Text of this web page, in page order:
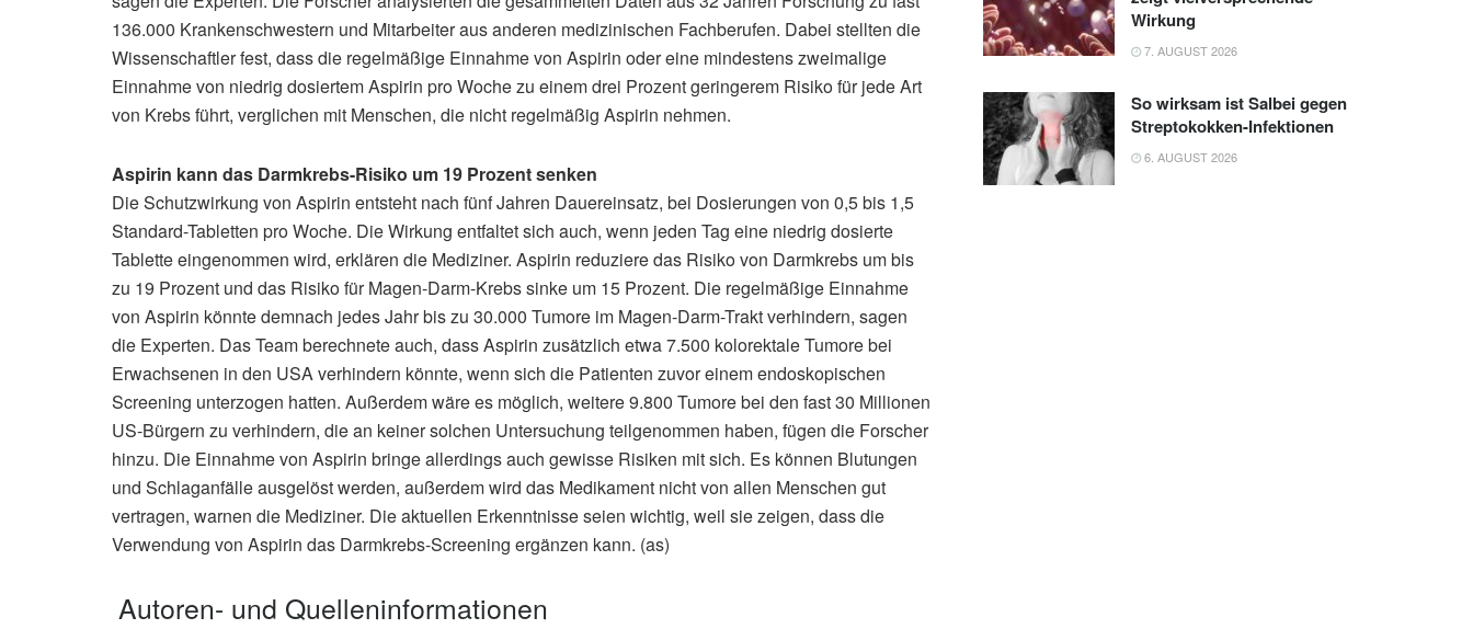
136.000 Krankenschwestern und Mitarbeiter aus anderen medizinischen Fachberufen. Dabei stellten die
Wissenschaftler fest, dass die regelmäßige Einnahme von Aspirin oder eine mindestens zweimalige
Einnahme von niedrig dosiertem Aspirin pro Woche zu einem drei Prozent geringerem Risiko für jede Art
von Krebs führt, verglichen mit Menschen, die nicht regelmäßig Aspirin nehmen.
Aspirin kann das Darmkrebs-Risiko um 19 Prozent senken
Die Schutzwirkung von Aspirin entsteht nach fünf Jahren Dauereinsatz, bei Dosierungen von 0,5 bis 1,5
Standard-Tabletten pro Woche. Die Wirkung entfaltet sich auch, wenn jeden Tag eine niedrig dosierte
Tablette eingenommen wird, erklären die Mediziner. Aspirin reduziere das Risiko von Darmkrebs um bis
zu 19 Prozent und das Risiko für Magen-Darm-Krebs sinke um 15 Prozent. Die regelmäßige Einnahme
von Aspirin könnte demnach jedes Jahr bis zu 30.000 Tumore im Magen-Darm-Trakt verhindern, sagen
die Experten. Das Team berechnete auch, dass Aspirin zusätzlich etwa 7.500 kolorektale Tumore bei
Erwachsenen in den USA verhindern könnte, wenn sich die Patienten zuvor einem endoskopischen
Screening unterzogen hatten. Außerdem wäre es möglich, weitere 9.800 Tumore bei den fast 30 Millionen
US-Bürgern zu verhindern, die an keiner solchen Untersuchung teilgenommen haben, fügen die Forscher
hinzu. Die Einnahme von Aspirin bringe allerdings auch gewisse Risiken mit sich. Es können Blutungen
und Schlaganfälle ausgelöst werden, außerdem wird das Medikament nicht von allen Menschen gut
vertragen, warnen die Mediziner. Die aktuellen Erkenntnisse seien wichtig, weil sie zeigen, dass die
Verwendung von Aspirin das Darmkrebs-Screening ergänzen kann. (as)
Autoren- und Quelleninformationen
Wirkung
7. AUGUST 2026
So wirksam ist Salbei gegen
Streptokokken-Infektionen
6. AUGUST 2026